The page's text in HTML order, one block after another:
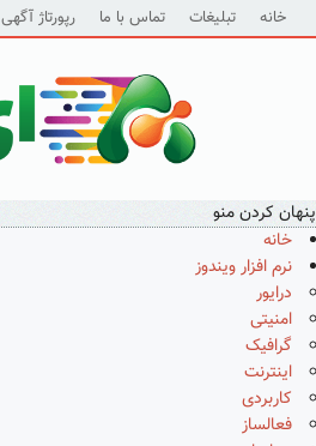
خانه تبلیغات تماس با ما رپورتاژ آگهی
پنهان کردن منو
خانه
نرم افزار ویندوز
درایور
امنیتی
گرافیک
اینترنت
کاربردی
فعالساز